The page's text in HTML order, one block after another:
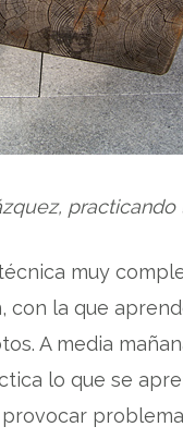
muy
la que
A media
lo que se